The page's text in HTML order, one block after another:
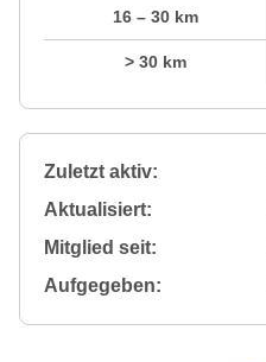
16 – 30 km
> 30 km
Zuletzt aktiv:
Aktualisiert:
Mitglied seit:
Aufgegeben: